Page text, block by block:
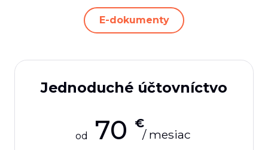
E-dokumenty
Jednoduché účtovníctvo
od 70 €
/ mesiac